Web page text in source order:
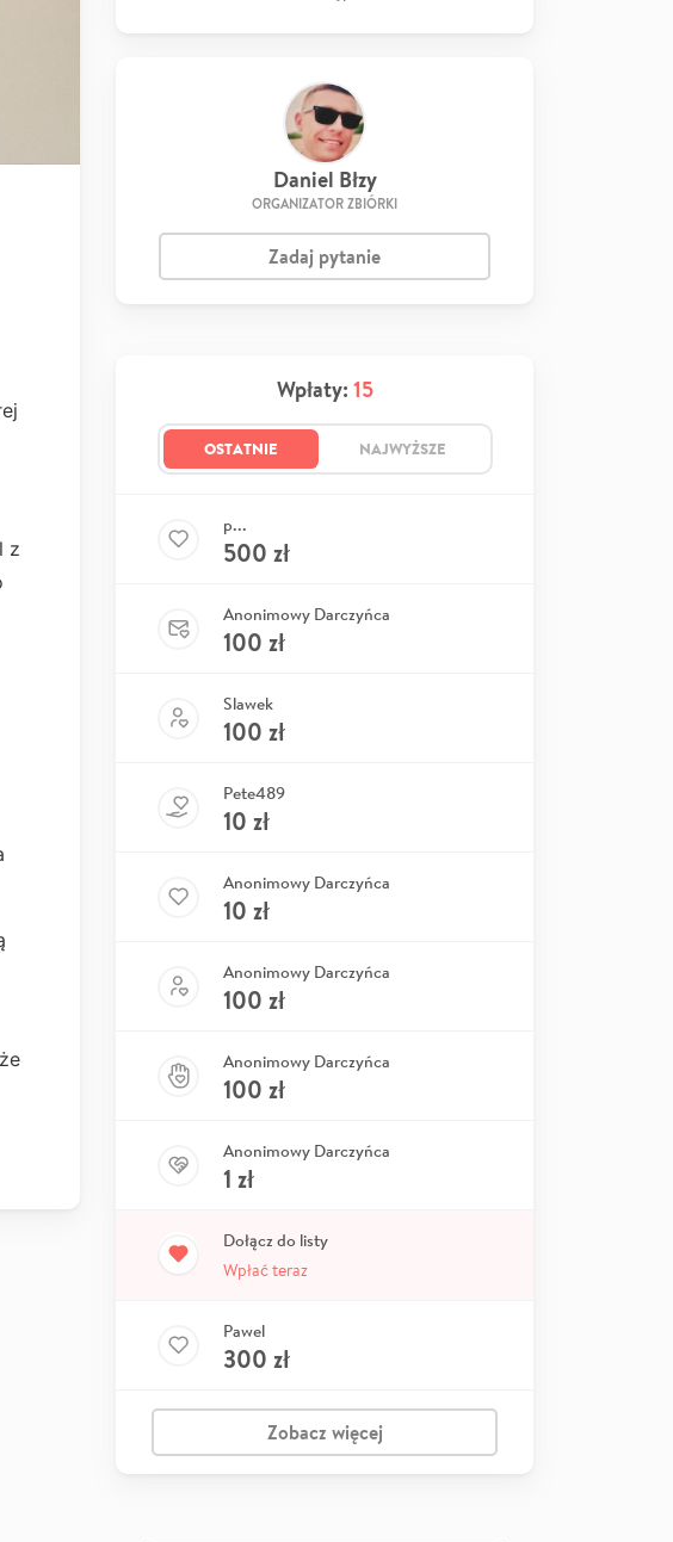
z
Daniel Błzy
ORGANIZATOR ZBIÓRKI
Zadaj pytanie
Wpłaty: 15
OSTATNIE NAJWYŻSZE
p...
500 zł
Anonimowy Darczyńca
100 zł
Slawek
100 zł
Pete489
10 zł
Anonimowy Darczyńca
10 zł
Anonimowy Darczyńca
100 zł
Anonimowy Darczyńca
100 zł
Anonimowy Darczyńca
1 zł
Dołącz do listy
Wpłać teraz
Pawel
300 zł
Zobacz więcej